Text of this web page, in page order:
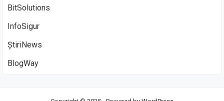
BitSolutions
InfoSigur
ȘtiriNews
BlogWay